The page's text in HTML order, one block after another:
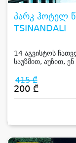
პარკ ჰოტელ
TSINANDALI
14 აგვისტოს
საუზმით, აუზით,
415 ₾
200 ₾